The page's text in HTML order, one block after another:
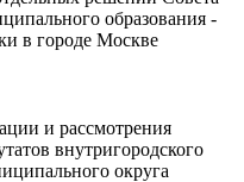
образования -
в городе Москве
и рассмотрения
внутригородского
округа